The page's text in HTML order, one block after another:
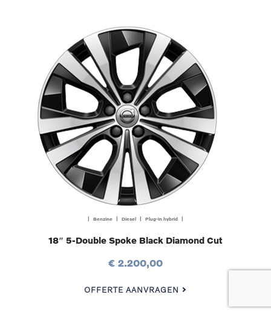
| Benzine | Diesel | Plug-in hybrid |
18″ 5-Double Spoke Black Diamond Cut
€ 2.200,00
OFFERTE AANVRAGEN